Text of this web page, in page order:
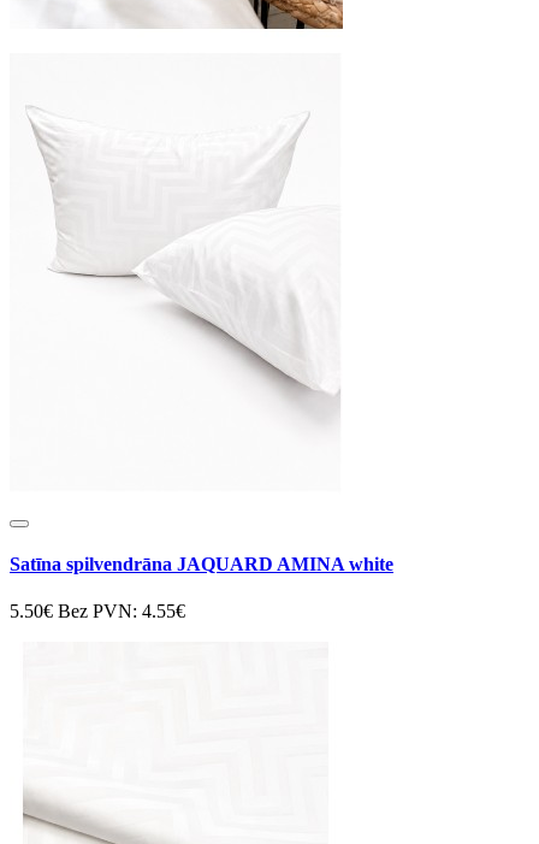
Satīna spilvendrāna JAQUARD AMINA white
5.50€ Bez PVN: 4.55€